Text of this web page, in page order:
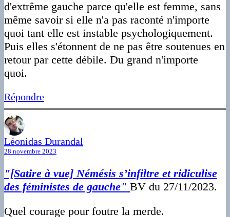
d'extrême gauche parce qu'elle est femme, sans
même savoir si elle n'a pas raconté n'importe
quoi tant elle est instable psychologiquement.
Puis elles s'étonnent de ne pas être soutenues en
retour par cette débile. Du grand n'importe
quoi.
Répondre
Léonidas Durandal
28 novembre 2023
"[Satire à vue] Némésis s’infiltre et ridiculise
des féministes de gauche" BV du 27/11/2023.
Quel courage pour foutre la merde.